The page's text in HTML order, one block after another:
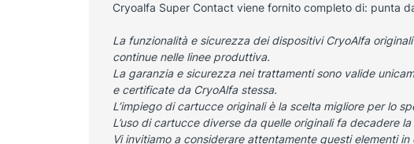
Cryoalfa Super Contact viene fornito completo di: punta
La funzionalità e sicurezza dei dispositivi CryoAlfa
continue nelle linee produttiva.
La garanzia e sicurezza nei trattamenti sono valide
e certificate da CryoAlfa stessa.
L’impiego di cartucce originali è la scelta migliore per lo
L’uso di cartucce diverse da quelle originali fa decadere
Vi invitiamo a considerare attentamente questi elementi